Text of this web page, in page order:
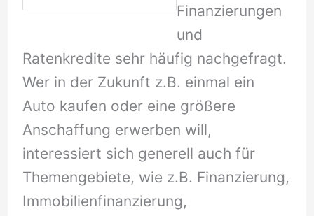
Finanzierungen
und
Ratenkredite sehr häufig nachgefragt.
Wer in der Zukunft z.B. einmal ein
Auto kaufen oder eine größere
Anschaffung erwerben will,
interessiert sich generell auch für
Themengebiete, wie z.B. Finanzierung,
Immobilienfinanzierung,